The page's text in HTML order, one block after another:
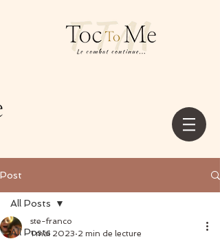
Post
All Posts
All Posts
ste-franco
1 mai 2023 2 min de lecture